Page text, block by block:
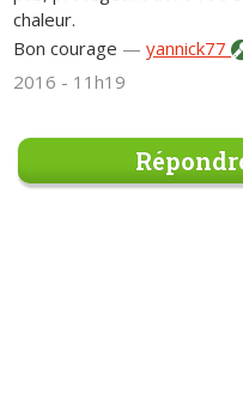
chaleur.
Bon courage —yannick77
2016 - 11h19